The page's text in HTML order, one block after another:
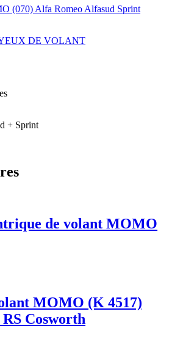
DE VOLANT
+ Sprint
de volant MOMO
MOMO (K 4517)
Cosworth